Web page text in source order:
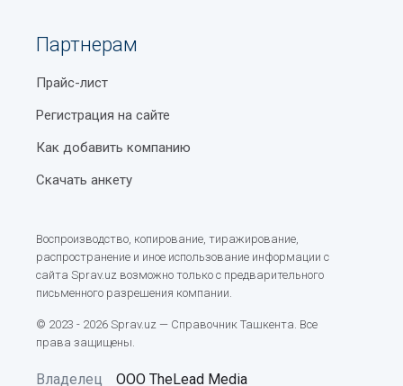
Партнерам
Прайс-лист
Регистрация на сайте
Как добавить компанию
Скачать анкету
Воспроизводство, копирование, тиражирование,
распространение и иное использование информации с
сайта Sprav.uz возможно только с предварительного
письменного разрешения компании.
© 2023 - 2026 Sprav.uz — Справочник Ташкента. Все
права защищены.
Владелец ООО TheLead Media